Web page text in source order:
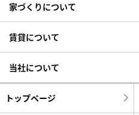
家づくりについて
賃貸について
当社について
トップページ